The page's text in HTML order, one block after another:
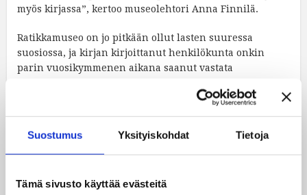
Suostumus Yksityiskohdat Tietoja
Tämä sivusto käyttää evästeitä
myös kirjassa”, kertoo museolehtori Anna Finnilä.
Ratikkamuseo on jo pitkään ollut lasten suuressa
suosiossa, ja kirjan kirjoittanut henkilökunta onkin
parin vuosikymmenen aikana saanut vastata
vuosikymmenien kokemus Ratikkamuseon lapsiryhmien
Kirja on saatavana 23.3. alkaen Ratikkamuseosta ja
Helsingin kaupunginmuseon museokaupasta sekä
Ratikkamuseota, joka avautuu uudistuneena 24.